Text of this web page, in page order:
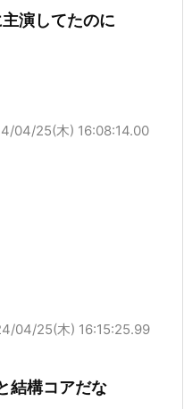
演してたのに
04/25(木) 16:08:14.00
04/25(木) 16:15:25.99
結構コアだな